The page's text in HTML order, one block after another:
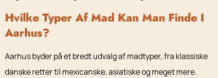
Hvilke Typer Af Mad Kan Man Finde I
Aarhus?
Aarhus byder på et bredt udvalg af madtyper, fra klassiske
danske retter til mexicanske, asiatiske og meget mere.